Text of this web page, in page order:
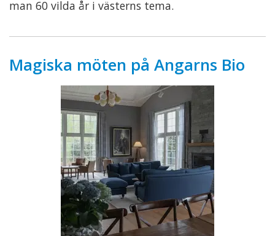
man 60 vilda år i västerns tema.
Magiska möten på Angarns Bio